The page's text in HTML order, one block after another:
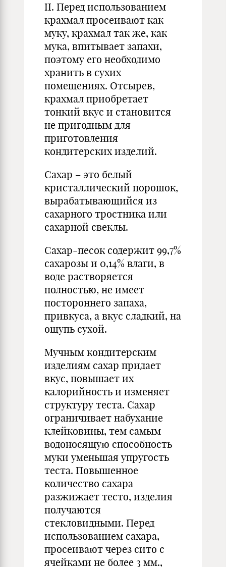
II. Перед использованием
крахмал просеивают как
муку, крахмал так же, как
мука, впитывает запахи,
поэтому его необходимо
хранить в сухих
помещениях. Отсырев,
крахмал приобретает
тонкий вкус и становится
не пригодным для
приготовления
кондитерских изделий.
Сахар – это белый
кристаллический порошок,
вырабатывающийся из
сахарного тростника или
сахарной свеклы.
Сахар-песок содержит 99,7%
сахарозы и 0,14% влаги, в
воде растворяется
полностью, не имеет
постороннего запаха,
привкуса, а вкус сладкий, на
ощупь сухой.
Мучным кондитерским
изделиям сахар придает
вкус, повышает их
калорийность и изменяет
структуру теста. Сахар
ограничивает набухание
клейковины, тем самым
водоносящую способность
муки уменьшая упругость
теста. Повышенное
количество сахара
разжижает тесто, изделия
получаются
стекловидными. Перед
использованием сахара,
просеивают через сито с
ячейками не более 3 мм.,